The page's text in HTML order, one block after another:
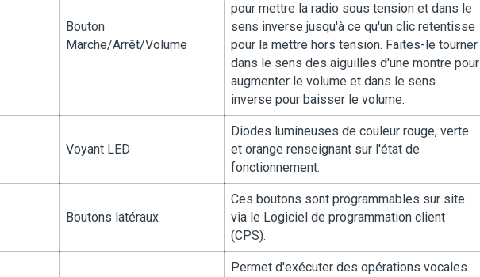
Bouton
Marche/Arrêt/Volume
pour mettre la radio sous tension et dans le
sens inverse jusqu'à ce qu'un clic retentisse
pour la mettre hors tension. Faites-le tourner
dans le sens des aiguilles d'une montre pour
augmenter le volume et dans le sens
inverse pour baisser le volume.
Voyant LED
Diodes lumineuses de couleur rouge, verte
et orange renseignant sur l'état de
fonctionnement.
Boutons latéraux
Ces boutons sont programmables sur site
via le Logiciel de programmation client
(CPS).
Permet d'exécuter des opérations vocales